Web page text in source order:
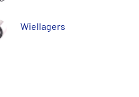
Wiellagers